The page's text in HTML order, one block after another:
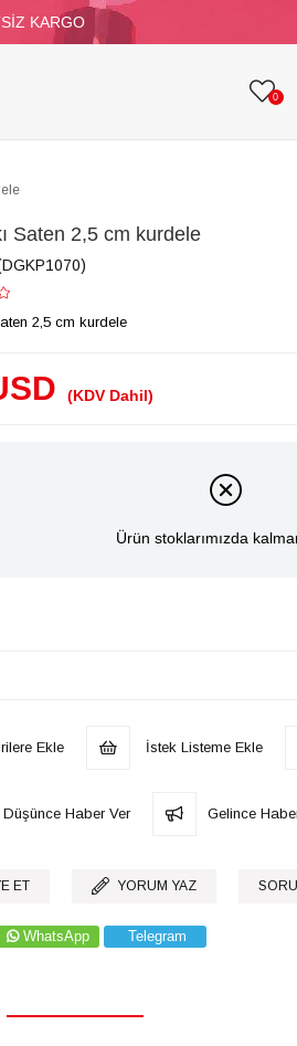
KARGO
0
BONCUKLAR
Saten 2,5 cm kurdele
2,5 cm kurdele
(KDV Dahil)
Ürün stoklarımızda
Ekle İstek Listeme Ekle
Haber Ver Gelince
ET YORUM YAZ
WhatsApp Telegram